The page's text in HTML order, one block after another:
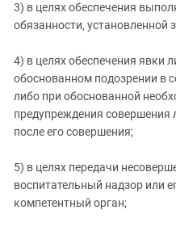
3) в целях обеспечения
обязанности, установленной
4) в целях обеспечения явки
обоснованном подозрении в
либо при обоснованной
предупреждения совершения
после его совершения;
5) в целях передачи
воспитательный надзор или
компетентный орган;